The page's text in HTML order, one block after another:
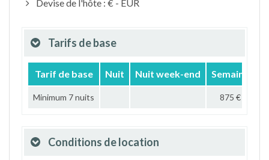
Devise de l'hôte : € - EUR
Tarifs de base
Tarif de base Nuit Nuit week-end Semaine
Minimum 7 nuits 875 €
Conditions de location